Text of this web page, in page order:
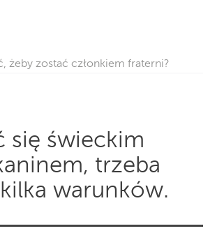
żeby zostać członkiem fraterni?
się świeckim
trzeba
warunków.